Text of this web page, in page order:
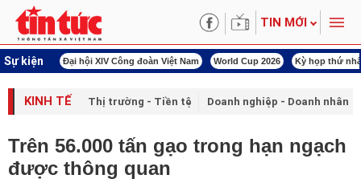
TIN MỚI
Sự kiện
ngày đêm Đại hội XIV Công đoàn Việt Nam World Cup 2026 Kỳ họp thứ
KINH TẾ Thị trường - Tiền tệ Doanh nghiệp - Doanh nhân
Trên 56.000 tấn gạo trong hạn ngạch
được thông quan